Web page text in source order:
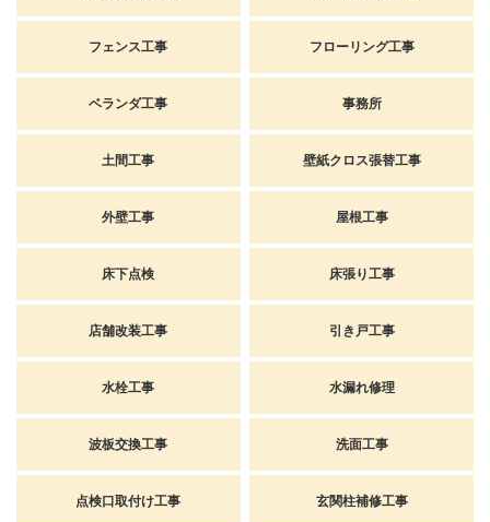
フェンス工事 フローリング工事
ベランダ工事 事務所
土間工事 壁紙クロス張替工事
外壁工事 屋根工事
床下点検 床張り工事
店舗改装工事 引き戸工事
水栓工事 水漏れ修理
波板交換工事 洗面工事
点検口取付け工事 玄関柱補修工事